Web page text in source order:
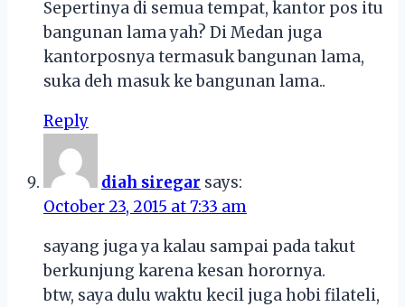
Sepertinya di semua tempat, kantor pos itu
bangunan lama yah? Di Medan juga
kantorposnya termasuk bangunan lama,
suka deh masuk ke bangunan lama..
Reply
diah siregar says:
October 23, 2015 at 7:33 am
sayang juga ya kalau sampai pada takut
berkunjung karena kesan horornya.
btw, saya dulu waktu kecil juga hobi filateli,